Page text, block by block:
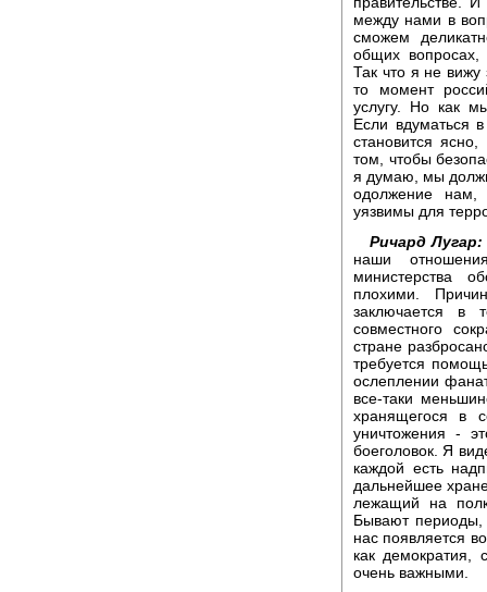
между нами в
сможем
общих вопросах,
Так что я не вижу
то момент
услугу. Но как
Если вдуматься
становится
том, чтобы
я думаю, мы
одолжение нам,
уязвимы для
Ричард Лугар:
наши
министерства
плохими.
заключается в
совместного
стране
требуется
ослеплении
все-таки
хранящегося в
уничтожения -
боеголовок. Я
каждой есть
дальнейшее
лежащий на
Бывают
нас появляется
как демократия,
очень важными.